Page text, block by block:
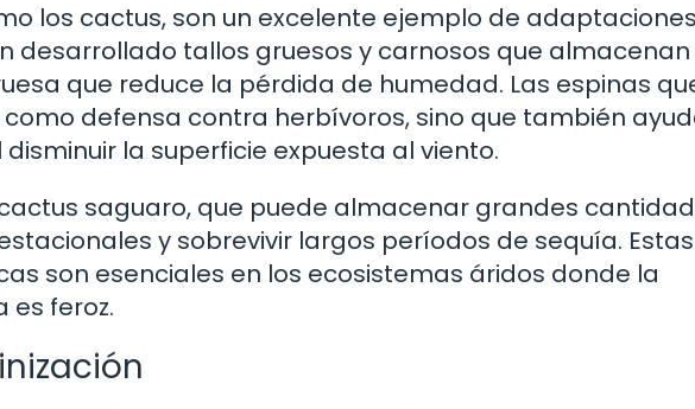
los cactus, son un excelente ejemplo de
desarrollado tallos gruesos y carnosos que
que reduce la pérdida de humedad. Las espinas
defensa contra herbívoros, sino que también
la superficie expuesta al viento.
saguaro, que puede almacenar grandes
y sobrevivir largos períodos de sequía. Estas
son esenciales en los ecosistemas áridos donde la
es feroz.